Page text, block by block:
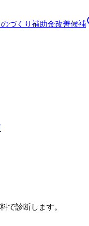
のづくり補助金改善候補
で診断します。